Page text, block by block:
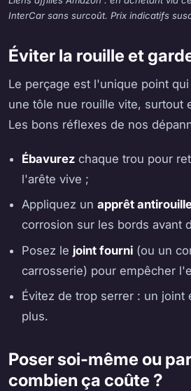
InterCar sans surcoût. Prix indicatifs
Éviter la rouille et
Le perçage est l'unique point
une tôle nue rouille vite, surtout
Les bons réflexes de nos
Ébavurez chaque trou pour
l'arête vive ;
Appliquez unapprêt
corrosion sur les bords avant
Posez le joint fourni (ou un
carrosserie) pour empêcher
Évitez de trop serrer : un joint
plus.
Poser soi-même ou
combien ça coûte ?